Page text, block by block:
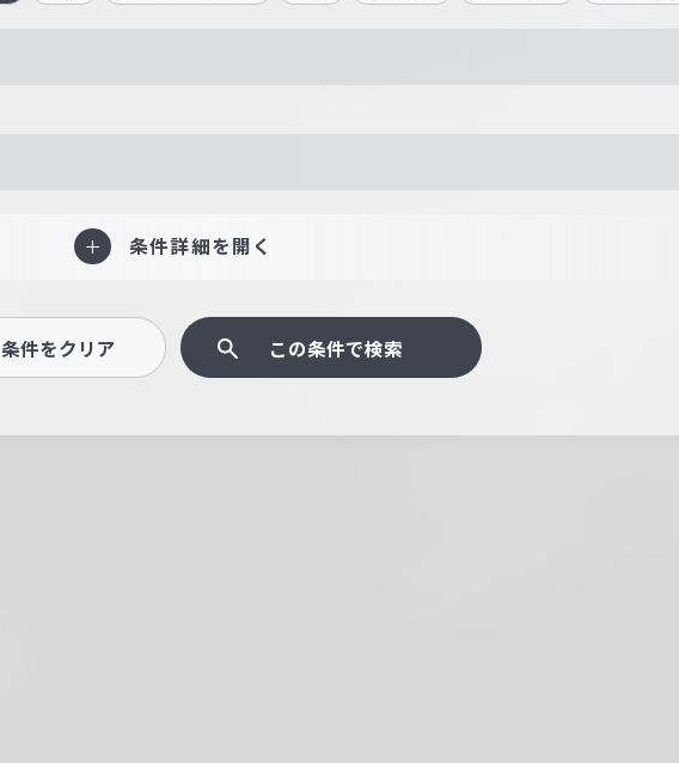
条件詳細を開く
条件をクリア この条件で検索